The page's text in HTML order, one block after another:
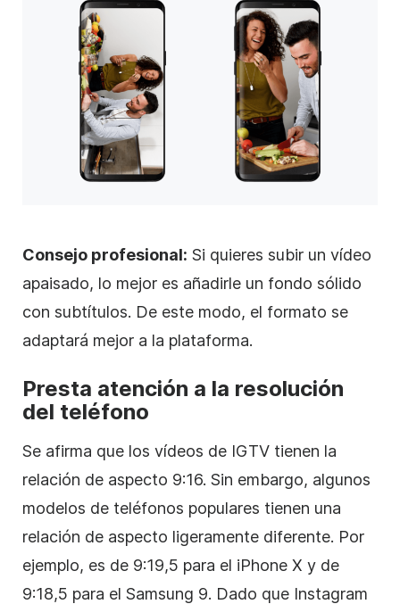
Consejo profesional: Si quieres subir un vídeo
apaisado, lo mejor es añadirle un fondo sólido
con subtítulos. De este modo, el formato se
adaptará mejor a la plataforma.
Presta atención a la resolución
del teléfono
Se afirma que los vídeos de IGTV tienen la
relación de aspecto 9:16. Sin embargo, algunos
modelos de teléfonos populares tienen una
relación de aspecto ligeramente diferente. Por
ejemplo, es de 9:19,5 para el iPhone X y de
9:18,5 para el Samsung 9. Dado que Instagram